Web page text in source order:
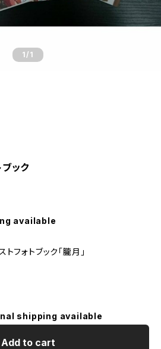
1 /1
ブック
available
フォトブック「朧月」
shipping available
Add to cart